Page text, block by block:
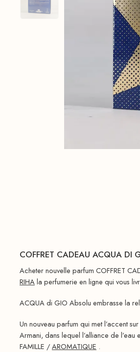
COFFRET CADEAU ACQUA DI
Acheter nouvelle parfum COFFRET
RIHAla perfumerie en ligne qui vous
ACQUA di GIO Absolu embrasse la
Un nouveau parfum qui met l’accent
Armani, dans lequel l’alliance de
FAMILLE /AROMATIQUE .